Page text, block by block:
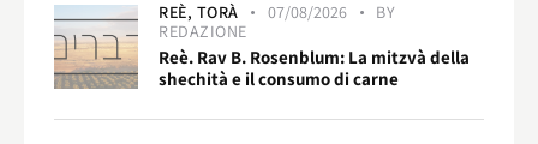
REÈ, TORÀ 07/08/2026
BY
REDAZIONE
Reè. Rav B. Rosenblum: La mitzvà della
shechità e il consumo di carne